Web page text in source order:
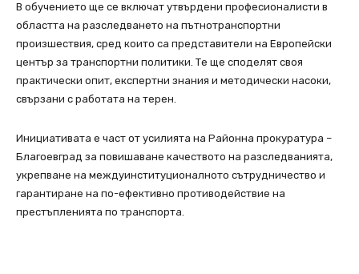
В обучението ще се включат утвърдени професионалисти в
областта на разследването на пътнотранспортни
произшествия, сред които са представители на Европейски
център за транспортни политики. Те ще споделят своя
практически опит, експертни знания и методически насоки,
свързани с работата на терен.
Инициативата е част от усилията на Районна прокуратура –
Благоевград за повишаване качеството на разследванията,
укрепване на междуинституционалното сътрудничество и
гарантиране на по-ефективно противодействие на
престъпленията по транспорта.